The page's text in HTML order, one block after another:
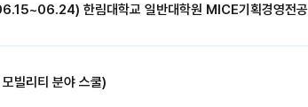
한림대학교 일반대학원 MICE기획경영전공
빌리티 분야 스쿨)